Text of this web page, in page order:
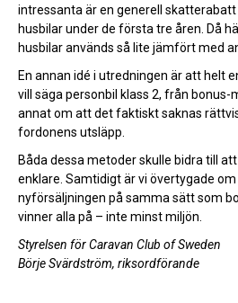
intressanta är en generell
husbilar under de första tre åren. Då
husbilar används så lite jämfört med
En annan idé i utredningen är att helt
vill säga personbil klass 2, från bonus-
annat om att det faktiskt saknas
fordonens utsläpp.
Båda dessa metoder skulle bidra till
enklare. Samtidigt är vi övertygade
nyförsäljningen på samma sätt som
vinner alla på – inte minst miljön.
Styrelsen för Caravan Club of Sweden
Börje Svärdström, riksordförande